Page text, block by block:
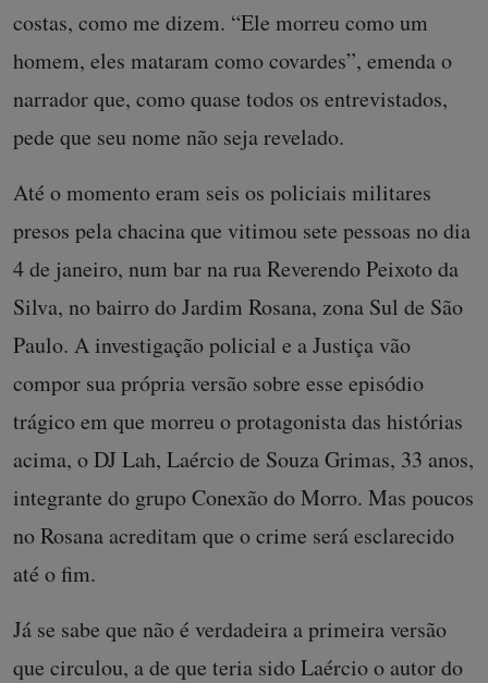
costas, como me dizem. “Ele morreu como um
homem, eles mataram como covardes”, emenda o
narrador que, como quase todos os entrevistados,
pede que seu nome não seja revelado.
Até o momento eram seis os policiais militares
presos pela chacina que vitimou sete pessoas no dia
4 de janeiro, num bar na rua Reverendo Peixoto da
Silva, no bairro do Jardim Rosana, zona Sul de São
Paulo. A investigação policial e a Justiça vão
compor sua própria versão sobre esse episódio
trágico em que morreu o protagonista das histórias
acima, o DJ Lah, Laércio de Souza Grimas, 33 anos,
integrante do grupo Conexão do Morro. Mas poucos
no Rosana acreditam que o crime será esclarecido
até o fim.
Já se sabe que não é verdadeira a primeira versão
que circulou, a de que teria sido Laércio o autor do